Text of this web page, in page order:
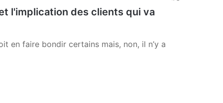
l'implication des clients qui va
en faire bondir certains mais, non, il n’y a